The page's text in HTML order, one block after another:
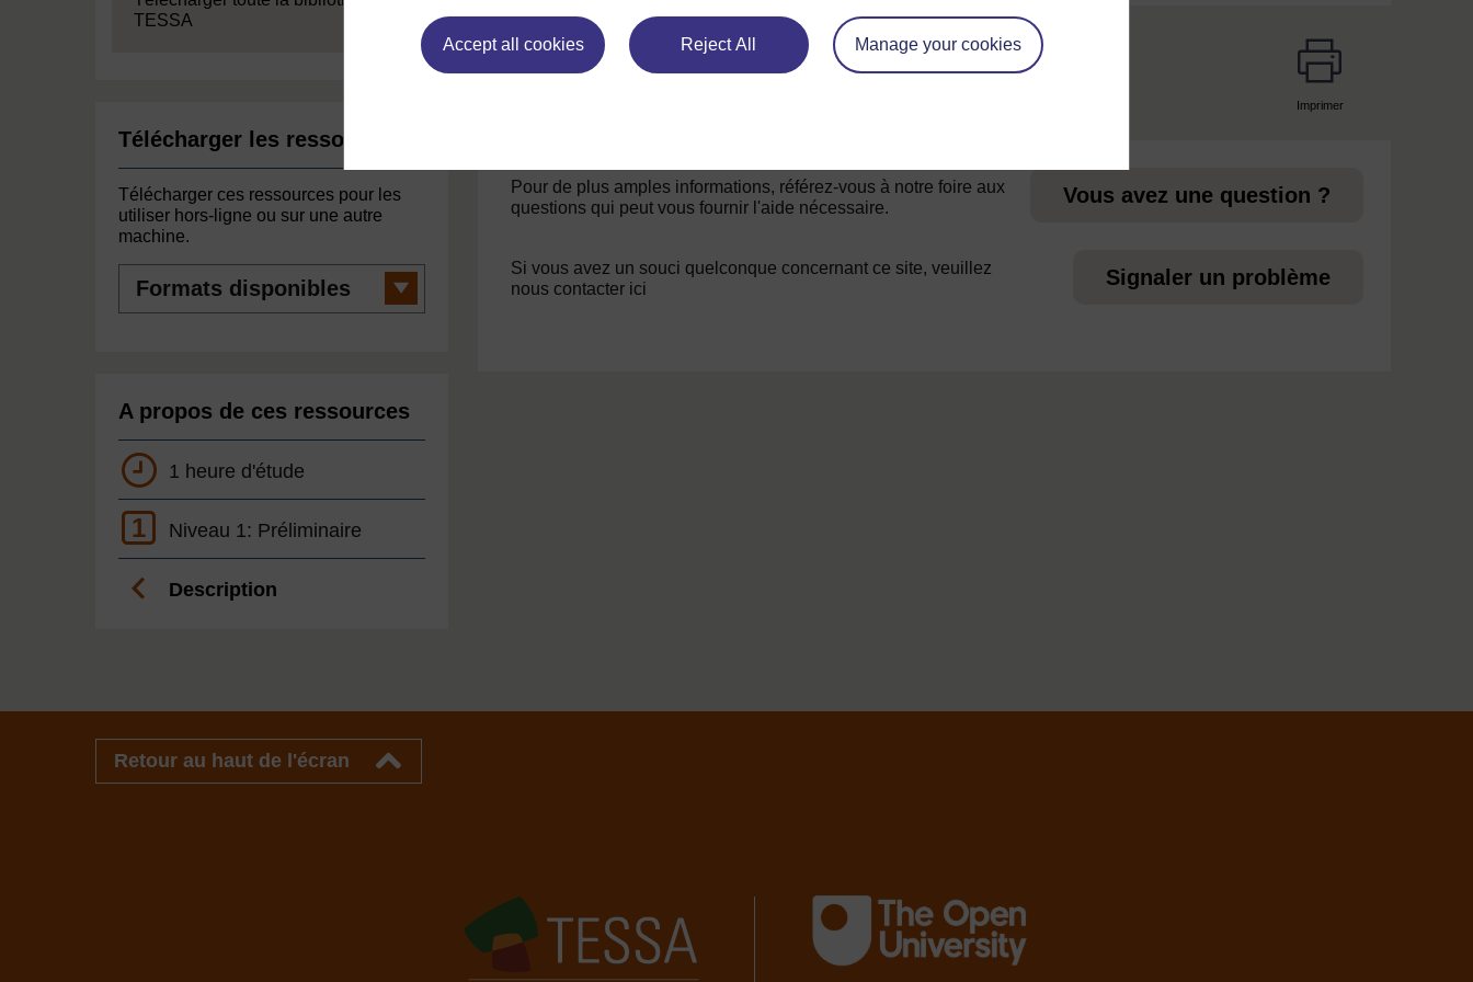
Accept all cookies Reject All Manage your cookies
TESSA
Télécharger les ressources
Télécharger ces ressources pour les
utiliser hors-ligne ou sur une autre
machine.
disponibles
A propos de ces ressources
1 heure d'étude
1 Niveau 1: Préliminaire
Description
Imprimer
Pour de plus amples informations, référez-vous à notre foire aux
questions qui peut vous fournir l'aide nécessaire.
Vous avez une question ?
Si vous avez un souci quelconque concernant ce site, veuillez
nous contacter ici
Signaler un problème
Retour au haut de l'écran